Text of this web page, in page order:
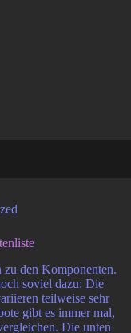
den Komponenten.
soviel dazu: Die
teilweise sehr
gibt es immer mal,
Die unten